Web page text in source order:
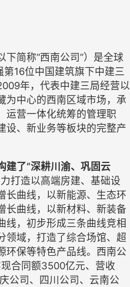
下简称“西南公司”）是全球
16位中国建筑旗下中建三
年，代表中建三局经营以
为中心的西南区域市场，承
运营一体化统筹的管理职
设、新业务等板块的完整产
建了“深耕川渝、巩固云
打造以高端房建、基础设
长曲线，以新能源、生态环
长曲线，以新材料、新装备
线，初步形成三条曲线竞相
领域，打造了综合场馆、超
保等特色产品线。 西南公
合同额3500亿元、营收
公司、 四川公司、云南公